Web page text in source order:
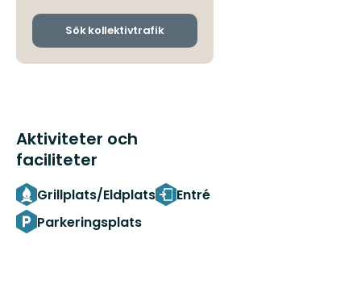
och
Sök kollektivtrafik
Aktiviteter och
faciliteter
Grillplats/Eldplats
Entré
Parkeringsplats